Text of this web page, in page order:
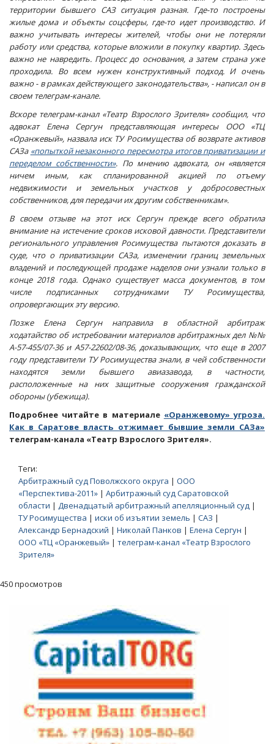
территории бывшего САЗ ситуация разная. Где-то построены
жилые дома и объекты соцсферы, где-то идет производство. И
важно учитывать интересы жителей, чтобы они не потеряли
работу или средства, которые вложили в покупку квартир. Здесь
важно не навредить. Процесс до основания, а затем страна уже
проходила. Во всем нужен конструктивный подход. И очень
важно - в рамках действующего законодательства», - написал он в
своем телеграм-канале.
Вскоре телеграм-канал «Театр Взрослого Зрителя» сообщил, что
адвокат Елена Сергун представляющая интересы ООО «ТЦ
«Оранжевый», назвала иск ТУ Росимущества об возврате активов
САЗа «попыткой незаконного пересмотра итогов приватизации и
переделом собственности». По мнению адвоката, он «является
ничем иным, как спланированной акцией по отъему
недвижимости и земельных участков у добросовестных
собственников, для передачи их другим собственникам».
В своем отзыве на этот иск Сергун прежде всего обратила
внимание на истечение сроков исковой давности. Представители
регионального управления Росимущества пытаются доказать в
суде, что о приватизации САЗа, изменении границ земельных
владений и последующей продаже наделов они узнали только в
конце 2018 года. Однако существует масса документов, в том
числе подписанных сотрудниками ТУ Росимущества,
опровергающих эту версию.
Позже Елена Сергун направила в областной арбитраж
ходатайство об истребовании материалов арбитражных дел №№
А-57-455/07-36 и А57-22602/08-36, доказывающих, что еще в 2007
году представители ТУ Росимущества знали, в чей собственности
находятся земли бывшего авиазавода, в частности,
расположенные на них защитные сооружения гражданской
обороны (убежища).
Подробнее читайте в материале «Оранжевому» угроза.
Как в Саратове власть отжимает бывшие земли САЗа»
телеграм-канала «Театр Взрослого Зрителя».
Теги:
Арбитражный суд Поволжского округа | ООО
«Перспектива-2011» | Арбитражный суд Саратовской
области | Двенадцатый арбитражный апелляционный суд |
ТУ Росимущества | иски об изъятии земель | САЗ |
Александр Бернадский | Николай Панков | Елена Сергун |
ООО «ТЦ «Оранжевый» | телеграм-канал «Театр Взрослого
Зрителя»
450 просмотров